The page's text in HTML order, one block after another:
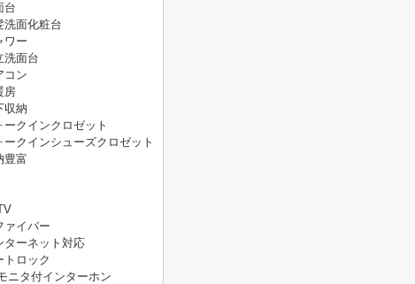
台
洗面化粧台
ワー
洗面台
コン
房
収納
ークインクロゼット
ークインシューズクロゼット
豊富
ァイバー
ターネット対応
トロック
ニタ付インターホン